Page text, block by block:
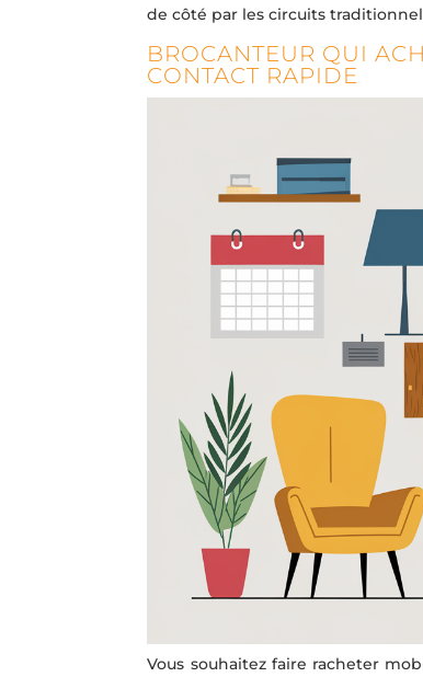
de côté par les circuits
BROCANTEUR QUI
CONTACT RAPIDE
Vous souhaitez faire racheter